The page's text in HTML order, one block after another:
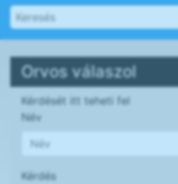
Orvos válaszol
Kérdését itt teheti fel
Név
Kérdés